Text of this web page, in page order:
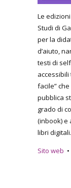
Le edizioni
Studi di
per la
d’aiuto,
testi di
accessibili
facile”
pubblica
grado di
(inbook) e
libri digitali.
Sito web •